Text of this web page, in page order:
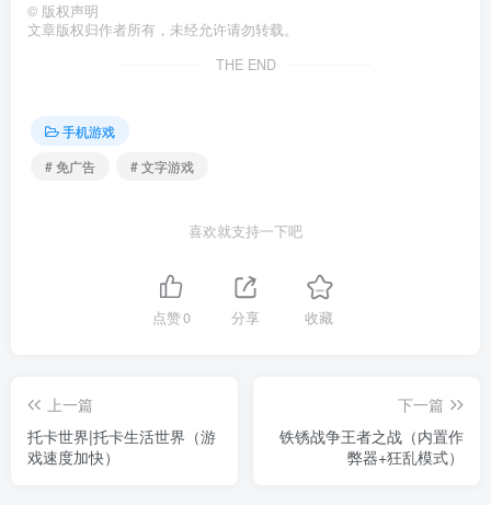
© 版权声明
文章版权归作者所有，未经允许请勿转载。
THE END
手机游戏
# 免广告
# 文字游戏
喜欢就支持一下吧
点赞0 分享 收藏
上一篇
托卡世界|托卡生活世界（游
戏速度加快）
下一篇
铁锈战争王者之战（内置作
弊器+狂乱模式）